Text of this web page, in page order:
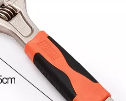
钳斜口钳尖嘴钳迷钢钳手工制作钳子饰品